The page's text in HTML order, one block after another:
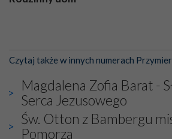
zwycięskich bitwach i
Byli tym razem pośród Apostołów
każdego spośród żyjących pokoleń.
Całe życie marzyłem, by tu
rozmowie.
Nasza pielgrzymka nie byłaby tak
Magdaleną Pelorce. Pierwsza
[Pełny tekst w wydaniu papierowym]
Czytaj także w innych numerach
Magdalena Zofia Barat -
Serca Jezusowego
Św. Otton z Bambergu
Pomorza